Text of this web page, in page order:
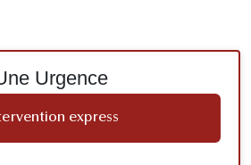
Urgence
express